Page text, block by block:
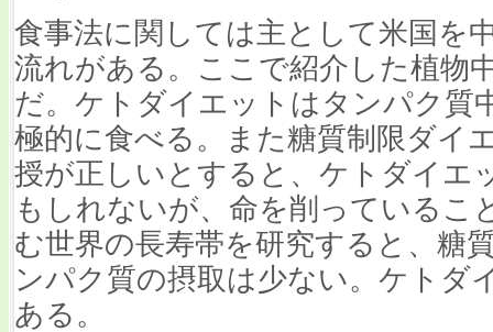
食事法に関しては主として米国を
流れがある。ここで紹介した植物
だ。ケトダイエットはタンパク質
極的に食べる。また糖質制限ダイ
授が正しいとすると、ケトダイエ
もしれないが、命を削っているこ
む世界の長寿帯を研究すると、糖
ンパク質の摂取は少ない。ケトダ
ある。